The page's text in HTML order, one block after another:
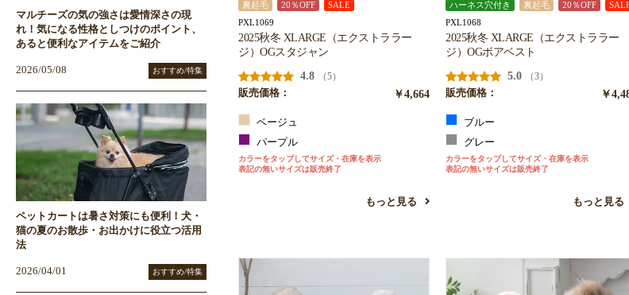
裏起毛 20％OFF SALE
PXL1069
2025秋冬 XLARGE（エクストララー
ジ）OGスタジャン
4.8
（5）
販売価格：
￥4,664
ベージュ
パープル
カラーをタップしてサイズ・在庫を表示
表記の無いサイズは販売終了
もっと見る
ハーネス穴付き 裏起毛 20％OFF
PXL1068
2025秋冬 XLARGE（エクストララー
ジ）OGボアベスト
5.0
（3）
販売価格：
￥
ブルー
グレー
カラーをタップしてサイズ・在庫を表示
表記の無いサイズは販売終了
もっと見る
マルチーズの気の強さは愛情深さの現
れ！気になる性格としつけのポイント、
あると便利なアイテムをご紹介
2026/05/08 おすすめ/特集
ペットカートは暑さ対策にも便利！犬・
猫の夏のお散歩・お出かけに役立つ活用
法
2026/04/01 おすすめ/特集